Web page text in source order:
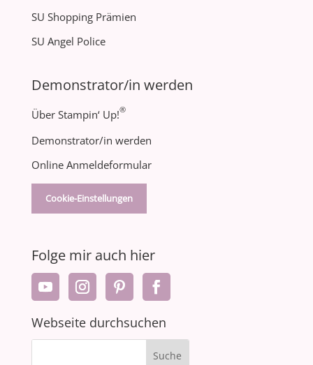
SU Shopping Prämien
SU Angel Police
Demonstrator/in werden
Über Stampin‘ Up!®
Demonstrator/in werden
Online Anmeldeformular
Cookie-Einstellungen
Folge mir auch hier
Webseite durchsuchen